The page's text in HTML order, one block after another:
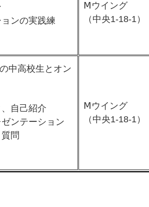
ンの実践練
Ⅿウイング
​（中央1-18-1）
中高校生とオン
自己紹介
ンテーション
問
Ⅿウイング
​（中央1-18-1）